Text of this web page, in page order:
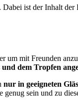
ist der Inhalt
um mit Freunden
dem Tropfen
nur in geeigneten
sein und zu